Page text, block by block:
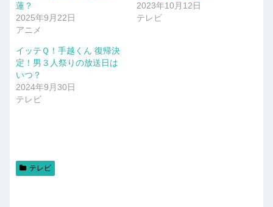
蓮？
2025年9月22日
アニメ
2023年10月12日
テレビ
イッテＱ！手越くん 復帰決
定！男３人祭りの放送日は
いつ？
2024年9月30日
テレビ
テレビ